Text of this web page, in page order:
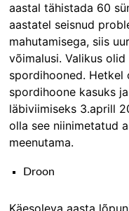
aastal tähistada 60
aastatel seisnud
mahutamisega, siis
võimalusi. Valikus olid
spordihooned. Hetkel
spordihoone kasuks
läbiviimiseks 3.aprill
olla see niinimetatud
meenutama.
Droon
Käesoleva aasta